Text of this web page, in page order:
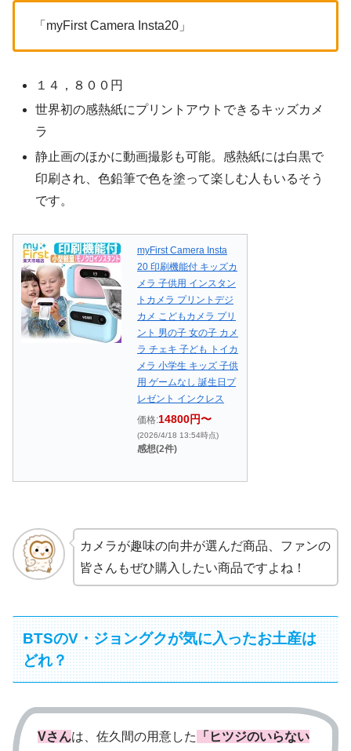
「myFirst Camera Insta20」
１４，８００円
世界初の感熱紙にプリントアウトできるキッズカメ
ラ
静止画のほかに動画撮影も可能。感熱紙には白黒で
印刷され、色鉛筆で色を塗って楽しむ人もいるそう
です。
myFirst Camera Insta
20 印刷機能付 キッズカ
メラ 子供用 インスタン
トカメラ プリントデジ
カメ こどもカメラ プリ
ント 男の子 女の子 カメ
ラ チェキ 子ども トイカ
メラ 小学生 キッズ 子供
用 ゲームなし 誕生日プ
レゼント インクレス
価格:14800円〜
(2026/4/18 13:54時点)
感想(2件)
カメラが趣味の向井が選んだ商品、ファンの
皆さんもぜひ購入したい商品ですよね！
BTSのV・ジョングクが気に入ったお土産は
どれ？
Vさんは、佐久間の用意した
「ヒツジのいらない